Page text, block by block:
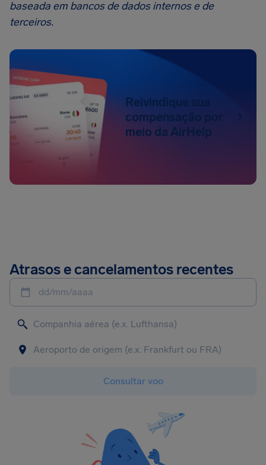
baseada em bancos de dados internos e de
terceiros.
Reivindique sua
compensação por
meio da AirHelp
Atrasos e cancelamentos recentes
dd/mm/aaaa
Consultar voo